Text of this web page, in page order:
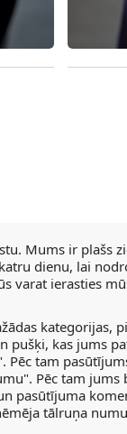
Mums ir plašs
dienu, lai
varat ierasties
kategorijas,
pušķi, kas jums
tam
Pēc tam
pasūtījuma
tālruņa